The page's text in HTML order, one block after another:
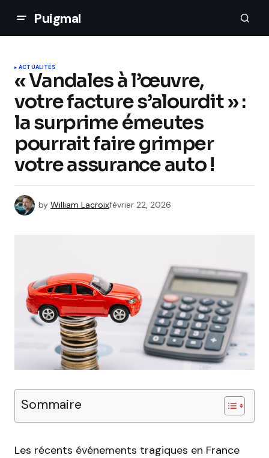
Puigmal
ACTUALITÉS
« Vandales à l’œuvre,
votre facture s’alourdit » :
la surprime émeutes
pourrait faire grimper
votre assurance auto !
by William Lacroixfévrier 22, 2026
Sommaire
Les récents événements tragiques en France